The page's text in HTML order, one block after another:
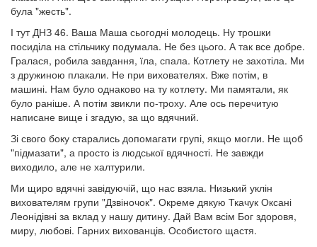
була "жесть".
І тут ДНЗ 46. Ваша Маша сьогодні молодець. Ну трошки
посиділа на стільчику подумала. Не без цього. А так все добре.
Гралася, робила завдання, їла, спала. Котлету не захотіла. Ми
з дружиною плакали. Не при вихователях. Вже потім, в
машині. Нам було однаково на ту котлету. Ми памятали, як
було раніше. А потім звикли по-троху. Але ось перечитую
написане вище і згадую, за що вдячний.
Зі свого боку старались допомагати групі, якщо могли. Не щоб
"підмазати", а просто із людської вдячності. Не завжди
виходило, але не халтурили.
Ми щиро вдячні завідуючій, що нас взяла. Низький уклін
вихователям групи "Дзвіночок". Окреме дякую Ткачук Оксані
Леонідівні за вклад у нашу дитину. Дай Вам всім Бог здоровя,
миру, любові. Гарних вихованців. Особистого щастя.